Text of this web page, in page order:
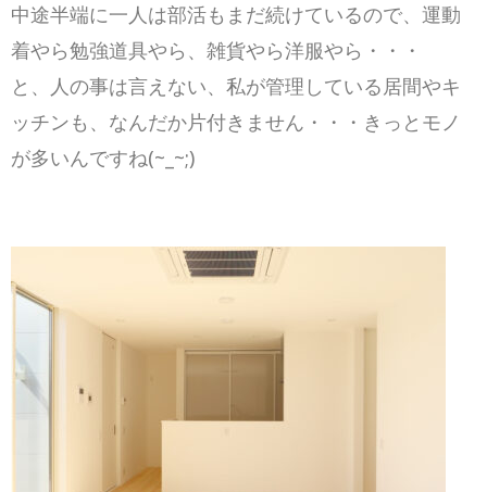
中途半端に一人は部活もまだ続けているので、運動
着やら勉強道具やら、雑貨やら洋服やら・・・
と、人の事は言えない、私が管理している居間やキ
ッチンも、なんだか片付きません・・・きっとモノ
が多いんですね(~_~;)